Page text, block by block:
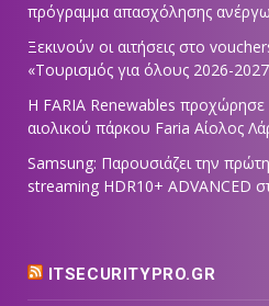
πρόγραμμα απασχόλησης
Ξεκινούν οι αιτήσεις στο
«Τουρισμός για όλους 2026-
Η FARIA Renewables
αιολικού πάρκου Faria Αίολος
Samsung: Παρουσιάζει την
streaming HDR10+ ADVANCED
ITSECURITYPRO.GR